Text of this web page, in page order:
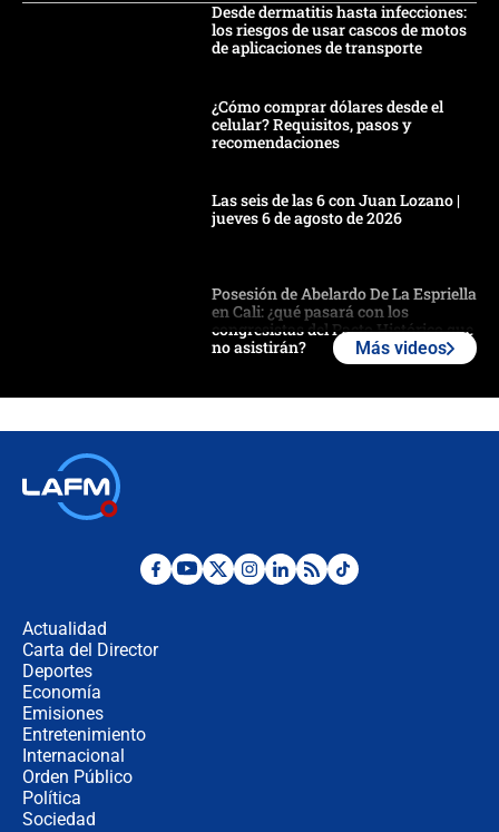
Desde dermatitis hasta infecciones:
los riesgos de usar cascos de motos
de aplicaciones de transporte
¿Cómo comprar dólares desde el
celular? Requisitos, pasos y
recomendaciones
Las seis de las 6 con Juan Lozano |
jueves 6 de agosto de 2026
Posesión de Abelardo De La Espriella
en Cali: ¿qué pasará con los
congresistas del Pacto Histórico que
no asistirán?
¿Por qué De la Espriella gobernará
Más videos
Actualidad
Carta del Director
Deportes
Economía
Emisiones
Entretenimiento
Internacional
Orden Público
Política
Sociedad